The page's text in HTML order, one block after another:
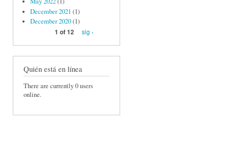
December 2021 (1)
December 2020(1)
1 of 12
sig ›
Quién está en línea
There are currently 0 users
online.